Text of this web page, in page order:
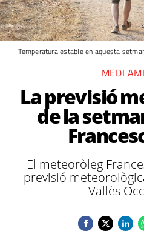
Temperatura estable en aquesta
MEDI
La previsió
de la
El meteoròleg
previsió
Vallès